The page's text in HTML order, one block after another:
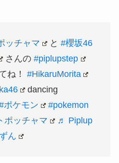
ッチャマ と#櫻坂46
さんの#piplupstep
ね！ #HikaruMorita
dancing
ポケモン
#pokemon
ポッチャマ
♬ Piplup
ん